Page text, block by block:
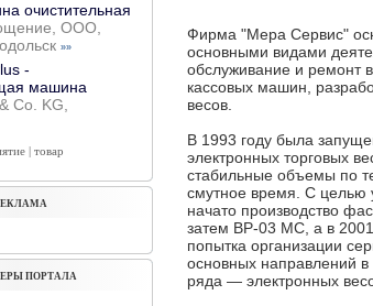
Фирма "Мера Сервис"
основными видами
обслуживание и ремонт
кассовых машин,
весов.
В 1993 году была
электронных торговых
стабильные объемы по
смутное время. С целью
начато производство
затем ВР-03 МС, а в
попытка организации
основных направлений
ряда — электронных
очистительная
ООО,
»»
-
машина
Co. KG,
| товар
ПОРТАЛА